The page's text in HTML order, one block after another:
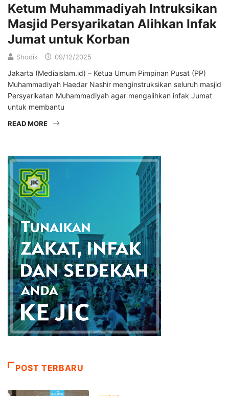
Ketum Muhammadiyah Intruksikan
Masjid Persyarikatan Alihkan Infak
Jumat untuk Korban
Shodik 09/12/2025
Jakarta (Mediaislam.id) – Ketua Umum Pimpinan Pusat (PP)
Muhammadiyah Haedar Nashir menginstruksikan seluruh masjid
Persyarikatan Muhammadiyah agar mengalihkan infak Jumat
untuk membantu
READ MORE
POST TERBARU